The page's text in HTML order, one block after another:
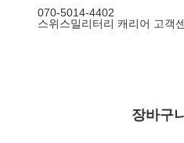
070-5014-4402
스위스밀리터리 캐리어 고객
장바구